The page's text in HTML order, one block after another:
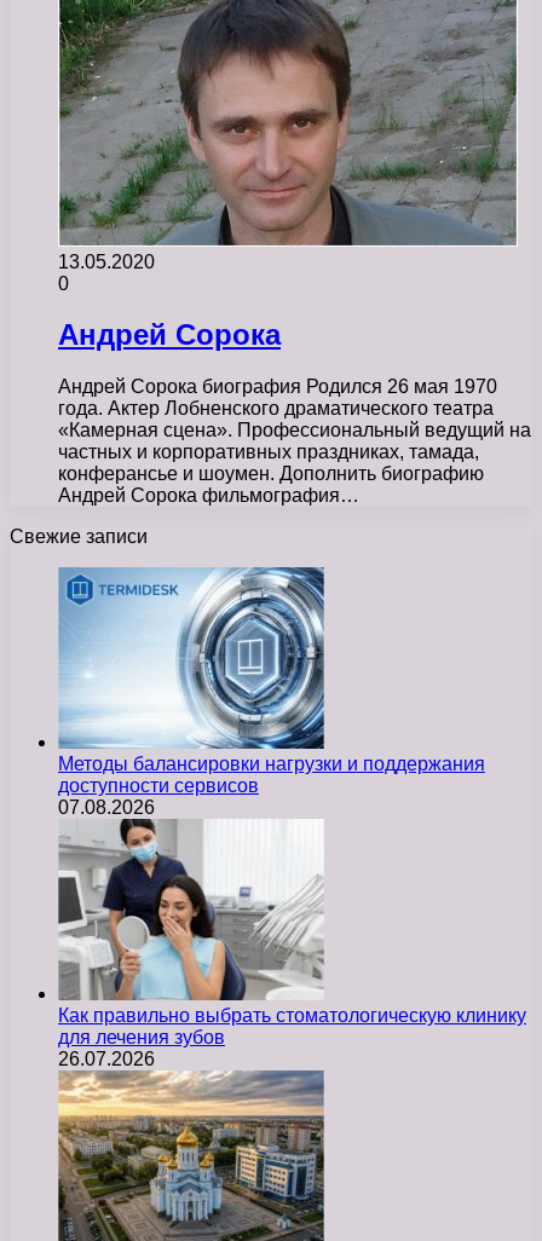
13.05.2020
0
Андрей Сорока
Андрей Сорока биография Родился 26 мая 1970
года. Актер Лобненского драматического театра
«Камерная сцена». Профессиональный ведущий на
частных и корпоративных праздниках, тамада,
конферансье и шоумен. Дополнить биографию
Андрей Сорока фильмография…
Свежие записи
Методы балансировки нагрузки и поддержания
доступности сервисов
07.08.2026
Как правильно выбрать стоматологическую клинику
для лечения зубов
26.07.2026